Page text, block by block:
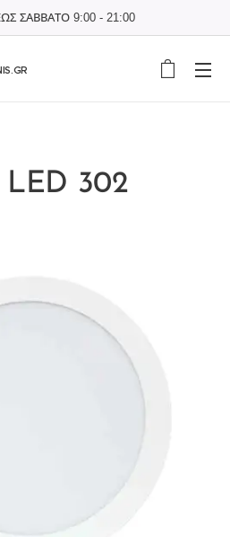
ΣΑΒΒΑΤΟ 9:00 - 21:00
302